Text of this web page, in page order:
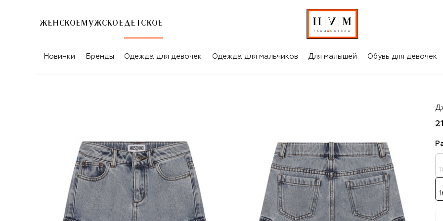
ЖЕНСКОЕ МУЖСКОЕ ДЕТСКОЕ
Новинки Бренды Одежда для девочек Одежда для мальчиков Для малышей Обувь для девочек